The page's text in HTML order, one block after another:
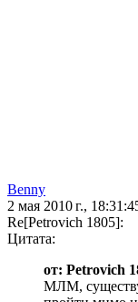
Benny
2 мая 2010 г.,
Re[Petrovich 1805]:
Цитата:
от: Petrovich
МЛМ,